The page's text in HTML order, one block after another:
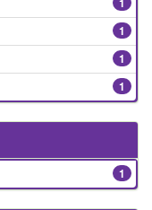
1
1
1
1